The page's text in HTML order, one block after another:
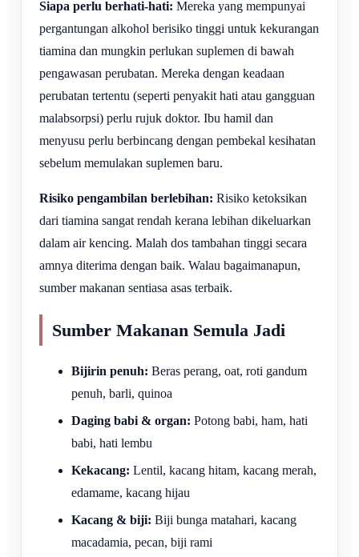
Siapa perlu berhati-hati: Mereka yang mempunyai
pergantungan alkohol berisiko tinggi untuk kekurangan
tiamina dan mungkin perlukan suplemen di bawah
pengawasan perubatan. Mereka dengan keadaan
perubatan tertentu (seperti penyakit hati atau gangguan
malabsorpsi) perlu rujuk doktor. Ibu hamil dan
menyusu perlu berbincang dengan pembekal kesihatan
sebelum memulakan suplemen baru.
Risiko pengambilan berlebihan: Risiko ketoksikan
dari tiamina sangat rendah kerana lebihan dikeluarkan
dalam air kencing. Malah dos tambahan tinggi secara
amnya diterima dengan baik. Walau bagaimanapun,
sumber makanan sentiasa asas terbaik.
Sumber Makanan Semula Jadi
Bijirin penuh: Beras perang, oat, roti gandum
penuh, barli, quinoa
Daging babi & organ: Potong babi, ham, hati
babi, hati lembu
Kekacang: Lentil, kacang hitam, kacang merah,
edamame, kacang hijau
Kacang & biji: Biji bunga matahari, kacang
macadamia, pecan, biji rami